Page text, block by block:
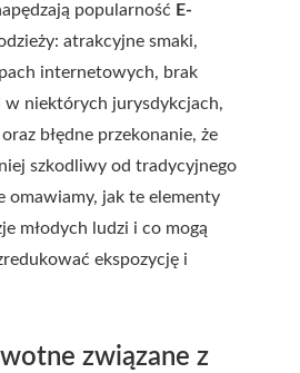
popularność E-
atrakcyjne smaki,
internetowych, brak
niektórych jurysdykcjach,
błędne przekonanie, że
szkodliwy od tradycyjnego
omawiamy, jak te elementy
młodych ludzi i co mogą
ekspozycję i
związane z